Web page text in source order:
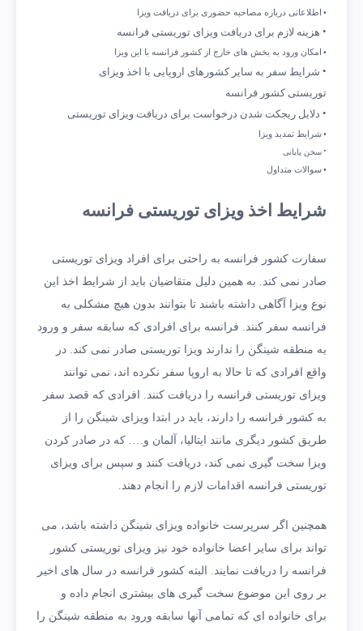
اطلاعاتی درباره مصاحبه حضوری برای دریافت ویزا
هزینه لازم برای دریافت ویزای توریستی فرانسه
امکان ورود به بخش های خارج از کشور فرانسه با این ویزا
شرایط سفر به سایر کشورهای اروپایی با اخذ ویزای
توریستی کشور فرانسه
دلایل ریجکت شدن درخواست برای دریافت ویزای توریستی
شرایط تمدید ویزا
سخن پایانی
سوالات متداول
شرایط اخذ ویزای توریستی فرانسه
سفارت کشور فرانسه به راحتی برای افراد ویزای توریستی
صادر نمی کند. به همین دلیل متقاضیان باید از شرایط اخذ این
نوع ویزا آگاهی داشته باشند تا بتوانند بدون هیچ مشکلی به
فرانسه سفر کنند. فرانسه برای افرادی که سابقه سفر و ورود
به منطقه شینگن را ندارند ویزا توریستی صادر نمی کند. در
واقع افرادی که تا حالا به اروپا سفر نکرده اند، نمی توانند
ویزای توریستی فرانسه را دریافت کنند. افرادی که قصد سفر
به کشور فرانسه را دارند، باید در ابتدا ویزای شینگن را از
طریق کشور دیگری مانند ایتالیا، آلمان و…. که در صادر کردن
ویزا سخت گیری نمی کند، دریافت کنند و سپس برای ویزای
توریستی فرانسه اقدامات لازم را انجام دهند.
همچنین اگر سرپرست خانواده ویزای شینگن داشته باشد، می
تواند برای سایر اعضا خانواده خود نیز ویزای توریستی کشور
فرانسه را دریافت نمایند. البته کشور فرانسه در سال های اخیر
بر روی این موضوع سخت گیری های بیشتری انجام داده و
برای خانواده ای که تمامی آنها سابقه ورود به منطقه شینگن را